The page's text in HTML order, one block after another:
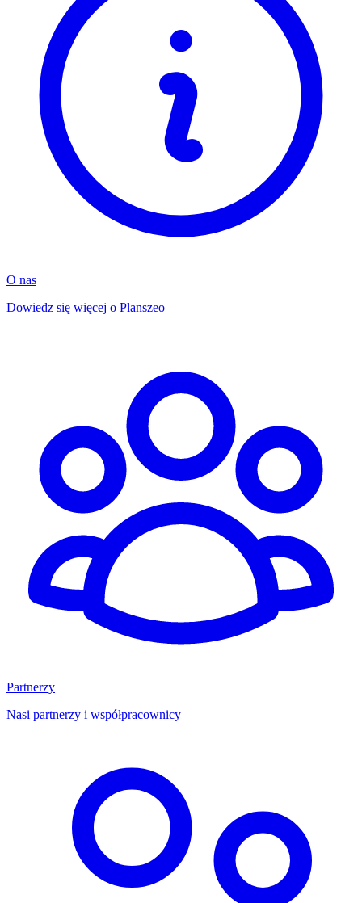
O nas
Dowiedz się więcej o Planszeo
Partnerzy
Nasi partnerzy i współpracownicy